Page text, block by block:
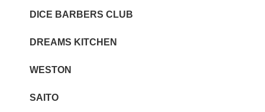
DICE BARBERS CLUB
DREAMS KITCHEN
WESTON
SAITO